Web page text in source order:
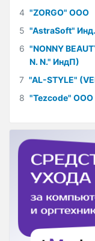
4 "ZORGO" ООО
5 "AstraSoft"
6 "NONNY
N. N." ИндП)
7 "AL-STYLE"
8 "Tezcode" ООО